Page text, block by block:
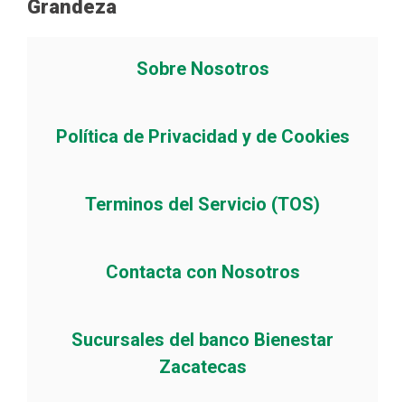
Grandeza
Sobre Nosotros
Política de Privacidad y de Cookies
Terminos del Servicio (TOS)
Contacta con Nosotros
Sucursales del banco Bienestar
Zacatecas